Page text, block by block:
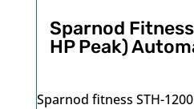
Sparnod
HP Peak)
Sparnod fitness STH-